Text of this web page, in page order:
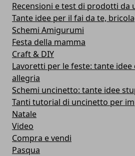
Recensioni e test di prodotti da
Tante idee per il fai da te,
Schemi Amigurumi
Festa della mamma
Craft & DIY
Lavoretti per le feste: tante
allegria
Schemi uncinetto: tante idee
Tanti tutorial di uncinetto per
Natale
Video
Compra e vendi
Pasqua